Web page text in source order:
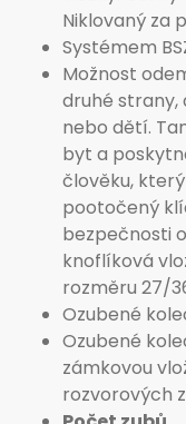
Niklovaný za
Systémem
Možnost
druhé strany,
nebo dětí.
byt a
člověku,
pootočený
bezpečnosti
knoflíková
rozměru 27/
Ozubené
Ozubené
zámkovou
rozvorových